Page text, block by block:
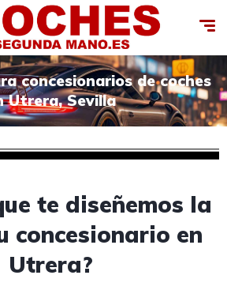
concesionarios de coches
Utrera, Sevilla
te diseñemos la
concesionario en
Utrera?